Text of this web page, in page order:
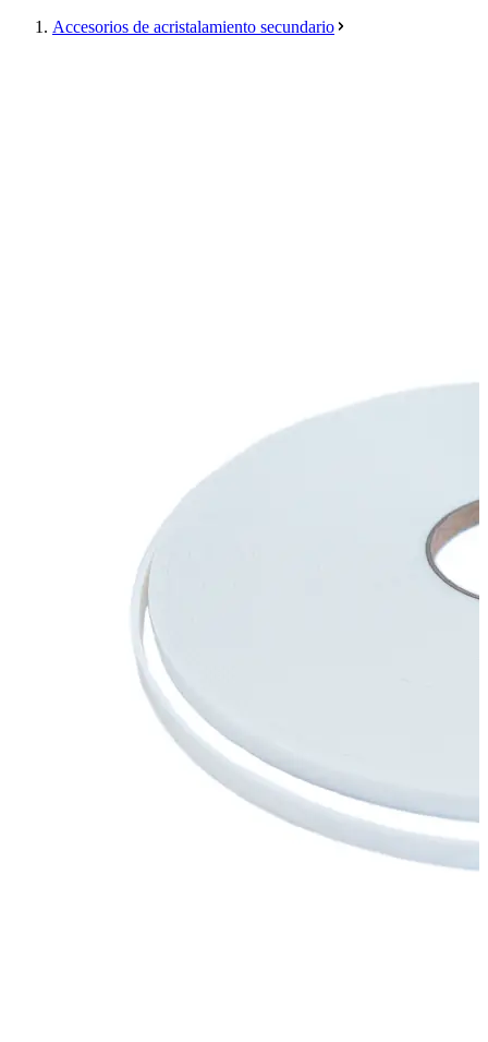
Accesorios de acristalamiento secundario